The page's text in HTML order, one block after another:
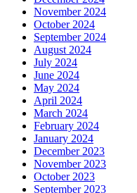
November 2024
October 2024
September 2024
August 2024
July 2024
June 2024
May 2024
April 2024
March 2024
February 2024
January 2024
December 2023
November 2023
October 2023
September 2023